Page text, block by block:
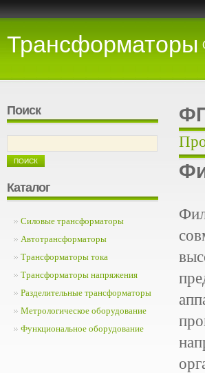
Трансформаторы
Поиск
Каталог
Силовые трансформаторы
Автотрансформаторы
Трансформаторы тока
Трансформаторы напряжения
Разделительные трансформаторы
Метрологическое оборудование
Функциональное оборудование